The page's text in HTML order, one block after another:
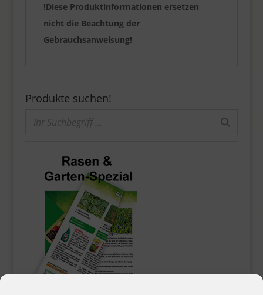
!Diese Produktinformationen ersetzen
nicht die Beachtung der
Gebrauchsanweisung!
Produkte suchen!